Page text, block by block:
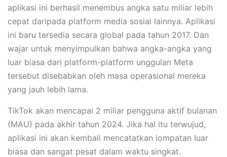
aplikasi ini berhasil menembus angka satu miliar lebih
cepat daripada platform media sosial lainnya. Aplikasi
ini baru tersedia secara global pada tahun 2017. Dan
wajar untuk menyimpulkan bahwa angka-angka yang
luar biasa dari platform-platform unggulan Meta
tersebut disebabkan oleh masa operasional mereka
yang jauh lebih lama.
TikTok akan mencapai 2 miliar pengguna aktif bulanan
(MAU) pada akhir tahun 2024. Jika hal itu terwujud,
aplikasi ini akan kembali mencatatkan lompatan luar
biasa dan sangat pesat dalam waktu singkat.